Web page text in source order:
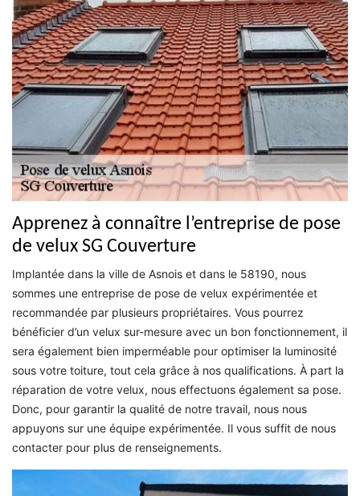
Apprenez à connaître l’entreprise de pose
de velux SG Couverture
Implantée dans la ville de Asnois et dans le 58190, nous
sommes une entreprise de pose de velux expérimentée et
recommandée par plusieurs propriétaires. Vous pourrez
bénéficier d’un velux sur-mesure avec un bon fonctionnement, il
sera également bien imperméable pour optimiser la luminosité
sous votre toiture, tout cela grâce à nos qualifications. À part la
réparation de votre velux, nous effectuons également sa pose.
Donc, pour garantir la qualité de notre travail, nous nous
appuyons sur une équipe expérimentée. Il vous suffit de nous
contacter pour plus de renseignements.